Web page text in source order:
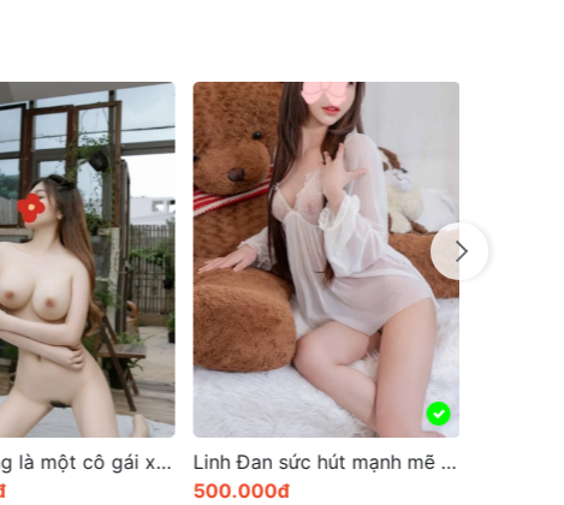
Diễm Trang là một cô gái xinh đẹp và niềm đam mê
Linh Đan sức hút mạnh mẽ quyến rũ
500.000đ